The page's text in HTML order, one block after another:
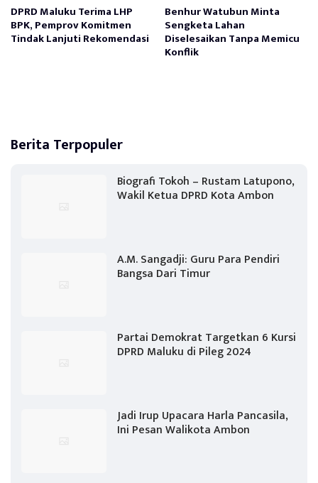
DPRD Maluku Terima LHP
BPK, Pemprov Komitmen
Tindak Lanjuti Rekomendasi
Benhur Watubun Minta
Sengketa Lahan
Diselesaikan Tanpa Memicu
Konflik
Berita Terpopuler
Biografi Tokoh – Rustam Latupono,
Wakil Ketua DPRD Kota Ambon
A.M. Sangadji: Guru Para Pendiri
Bangsa Dari Timur
Partai Demokrat Targetkan 6 Kursi
DPRD Maluku di Pileg 2024
Jadi Irup Upacara Harla Pancasila,
Ini Pesan Walikota Ambon